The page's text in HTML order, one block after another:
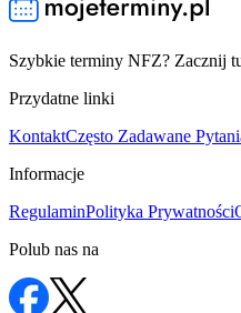
Szybkie terminy NFZ? Zacznij
Przydatne linki
KontaktCzęsto Zadawane
Informacje
RegulaminPolityka Prywatności
Polub nas na